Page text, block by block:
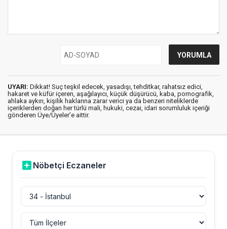
UYARI: Dikkat! Suç teşkil edecek, yasadışı, tehditkar, rahatsız edici,
hakaret ve küfür içeren, aşağılayıcı, küçük düşürücü, kaba, pornografik,
ahlaka aykırı, kişilik haklarına zarar verici ya da benzeri niteliklerde
içeriklerden doğan her türlü mali, hukuki, cezai, idari sorumluluk içeriği
gönderen Üye/Üyeler’e aittir.